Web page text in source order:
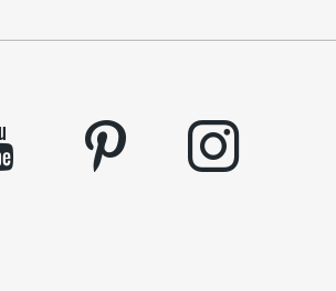
pinterest instagram